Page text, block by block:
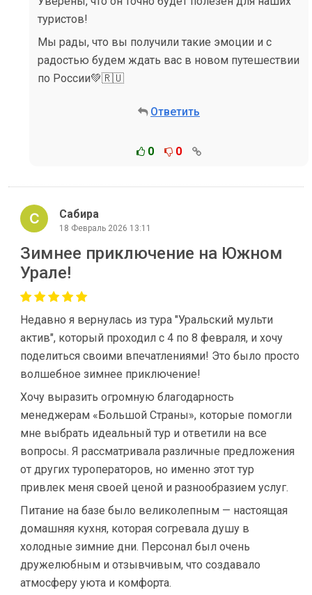
туристов!
Мы рады, что вы получили такие эмоции и с
радостью будем ждать вас в новом путешествии
по России💚🇷🇺
Ответить
0 0
Сабира
18 Февраль 2026 13:11
Зимнее приключение на Южном
Урале!
Недавно я вернулась из тура "Уральский мульти
актив", который проходил с 4 по 8 февраля, и хочу
поделиться своими впечатлениями! Это было просто
волшебное зимнее приключение!
Хочу выразить огромную благодарность
менеджерам «Большой Страны», которые помогли
мне выбрать идеальный тур и ответили на все
вопросы. Я рассматривала различные предложения
от других туроператоров, но именно этот тур
привлек меня своей ценой и разнообразием услуг.
Питание на базе было великолепным — настоящая
домашняя кухня, которая согревала душу в
холодные зимние дни. Персонал был очень
дружелюбным и отзывчивым, что создавало
атмосферу уюта и комфорта.